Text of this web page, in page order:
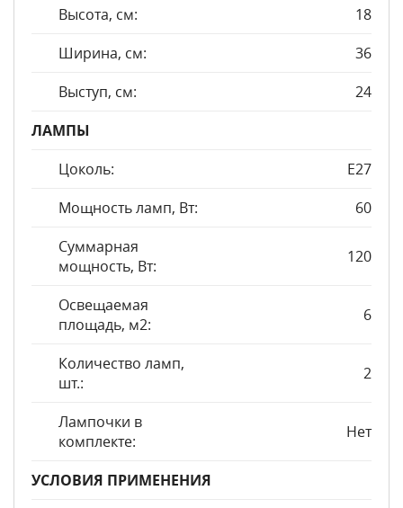
Высота, см:
18
Ширина, см:
36
Выступ, см:
24
ЛАМПЫ
Цоколь:
E27
Мощность ламп, Вт:
60
Суммарная
мощность, Вт:
120
Освещаемая
площадь, м2:
6
Количество ламп,
шт.:
2
Лампочки в
комплекте:
Нет
УСЛОВИЯ ПРИМЕНЕНИЯ